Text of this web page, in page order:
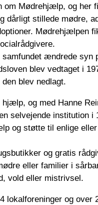
om Mødrehjælp, og her
dårligt stillede mødre,
Mødrehjælpen
ændrede syn
blev vedtaget i
blev nedlagt.
og med Hanne
selvejende institution i
og støtte til enlige
og gratis
eller familier i
vold eller mistrivsel.
lokalforeninger og over